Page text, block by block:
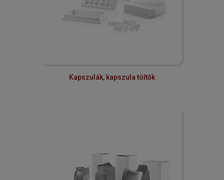
Kapszulák, kapszula töltők